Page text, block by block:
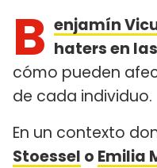
B enjamín
haters en
cómo pueden
de cada individuo.
En un contexto
Stoessel o Emilia